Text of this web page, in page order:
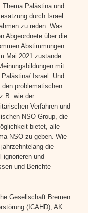
Thema Palästina und
durch Israel
zu reden. Was
Abgeordnete über die
Abstimmungen
Mai 2021 zustande.
mit
Israel. Und
problematischen
wie der
Verfahren und
NSO Group, die
bietet, alle
NSO zu geben. Wie
die
ignorieren und
und Berichte
Gesellschaft Bremen
(ICAHD), AK